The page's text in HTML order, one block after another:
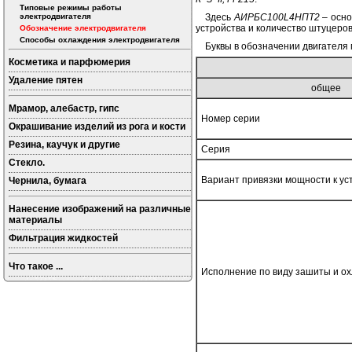
Типовые режимы работы
электродвигателя
Обозначение электродвигателя
Способы охлаждения электродвигателя
Косметика и парфюмерия
Удаление пятен
Мрамор, алебастр, гипс
Окрашивание изделий из рога и кости
Резина, каучук и другие
Стекло.
Чернила, бумага
Нанесение изображений на различные
материалы
Фильтрация жидкостей
Что такое ...
ЗдесьАИРБС100L4НПТ2–
устройства и количество
Буквы в обозначении
общее
Номер серии
Серия
Вариант привязки мощности к
Исполнение по виду зашиты и